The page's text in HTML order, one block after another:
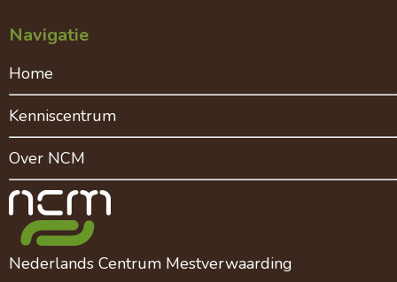
Navigatie
Home
Kenniscentrum
Over NCM
Nederlands Centrum Mestverwaarding